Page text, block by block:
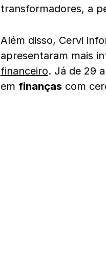
transformadores, a
Além disso, Cervi
apresentaram mais
financeiro. Já de 29
em finanças com